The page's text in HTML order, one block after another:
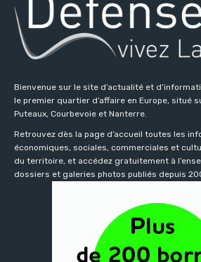
Bienvenue sur le site d’actualité et
le premier quartier d’affaire en Europe, situé
Puteaux, Courbevoie et Nanterre.
Retrouvez dès la page d’accueil toutes les
économiques, sociales, commerciales et
du territoire, et accédez gratuitement à
dossiers et galeries photos publiés depuis